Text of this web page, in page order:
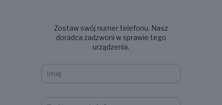
Zostaw swój numer telefonu. Nasz
doradca zadzwoni w sprawie tego
urządzenia.